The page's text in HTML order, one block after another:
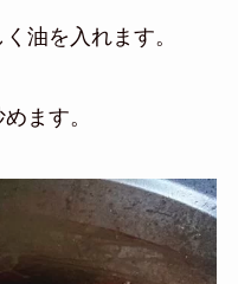
油を入れます。
ます。